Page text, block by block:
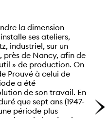
la dimension
ses ateliers,
industriel, sur un
près de Nancy, afin de
» de production. On
Prouvé à celui de
a été
de son travail. En
que sept ans (1947-
période plus